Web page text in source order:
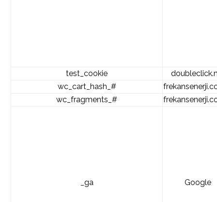
test_cookie
wc_cart_hash_#
wc_fragments_#
_ga Google